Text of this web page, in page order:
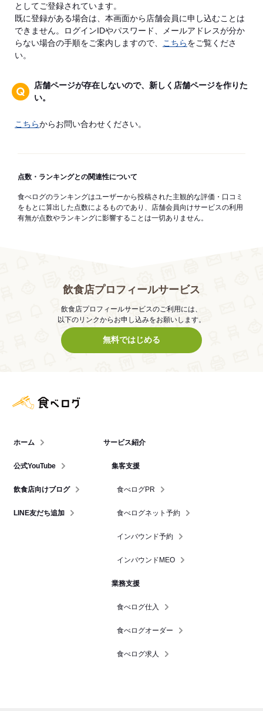
としてご登録されています。
既に登録がある場合は、本画面から店舗会員に申し込むことは
できません。ログインIDやパスワード、メールアドレスが分か
らない場合の手順をご案内しますので、
こちらをご覧くださ
い。
店舗ページが存在しないので、新しく店舗ページを作りた
い。
こちらからお問い合わせください。
点数・ランキングとの関連性について
食べログのランキングはユーザーから投稿された主観的な評価・口コミ
をもとに算出した点数によるものであり、店舗会員向けサービスの利用
有無が点数やランキングに影響することは一切ありません。
飲食店プロフィールサービス
飲食店プロフィールサービスのご利用には、
以下のリンクからお申し込みをお願いします。
無料ではじめる
ホーム
公式YouTube
飲食店向けブログ
LINE友だち追加
サービス紹介
集客支援
食べログPR
食べログネット予約
インバウンド予約
インバウンドMEO
業務支援
食べログ仕入
食べログオーダー
食べログ求人